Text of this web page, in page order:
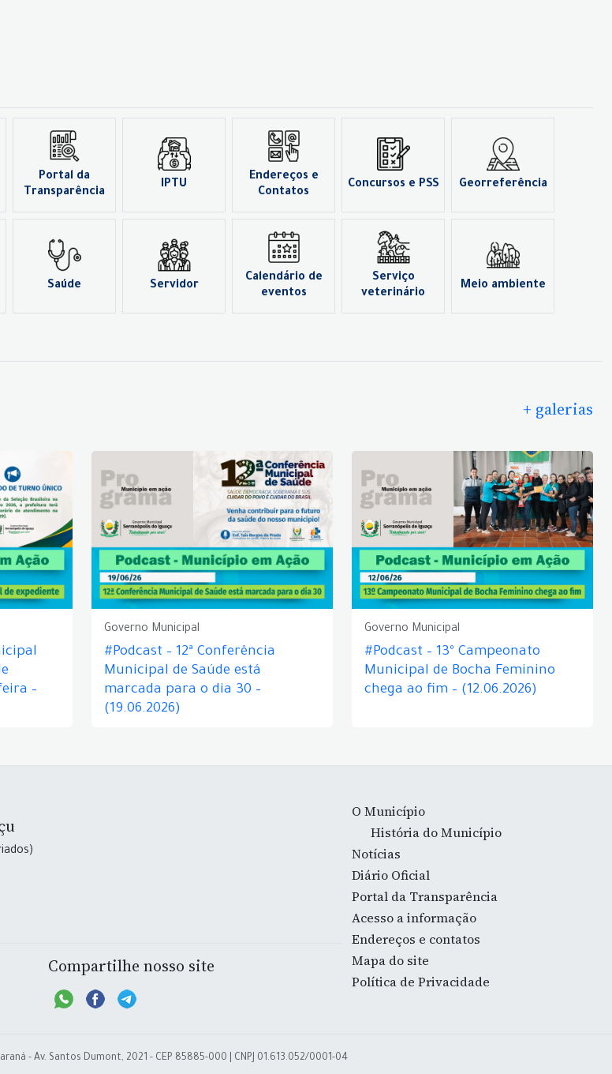
Portal da
Transparência
IPTU
Endereços e
Contatos
Concursos e PSS Georreferência
Saúde Servidor
Calendário de
eventos
Serviço
veterinário
Meio ambiente
+ galerias
–
Governo Municipal
#Podcast – 12ª Conferência
Municipal de Saúde está
marcada para o dia 30 –
(19.06.2026)
Governo Municipal
#Podcast – 13º Campeonato
Municipal de Bocha Feminino
chega ao fim – (12.06.2026)
Compartilhe nosso site
O Município
História do Município
Notícias
Diário Oficial
Portal da Transparência
Acesso a informação
Endereços e contatos
Mapa do site
Política de Privacidade
- Av. Santos Dumont, 2021 - CEP 85885-000 | CNPJ 01.613.052/0001-04